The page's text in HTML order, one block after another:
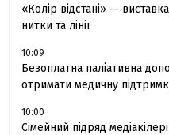
«Колір відстані» —
нитки та лінії
10:09
Безоплатна паліативна
отримати медичну
10:00
Сімейний підряд